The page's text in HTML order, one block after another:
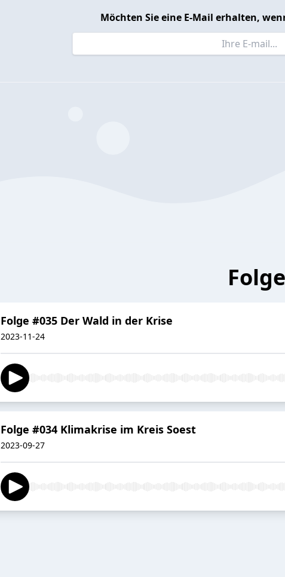
Möchten Sie eine E-Mail erhalten,
Folge #035 Der Wald in der Krise
2023-11-24
Folge #034 Klimakrise im Kreis Soest
2023-09-27